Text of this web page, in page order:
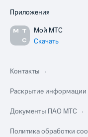
Приложения
Мой МТС
Скачать
Контакты
Раскрытие информации
Документы ПАО МТС
Политика обработки